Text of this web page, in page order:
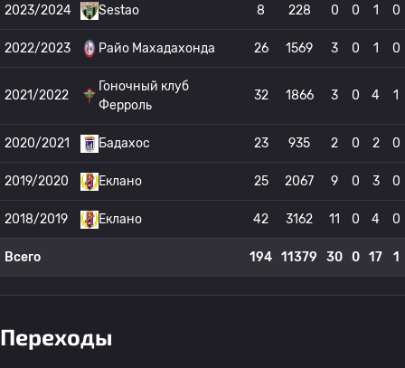
2023/2024 Sestao 8 228 0 0 1 0
2022/2023 Райо Махадахонда 26 1569 3 0 1 0
2021/2022
Гоночный клуб
Ферроль
32 1866 3 0 4 1
2020/2021 Бадахос 23 935 2 0 2 0
2019/2020 Еклано 25 2067 9 0 3 0
2018/2019 Еклано 42 3162 11 0 4 0
Всего 194 11379 30 0 17 1
Переходы